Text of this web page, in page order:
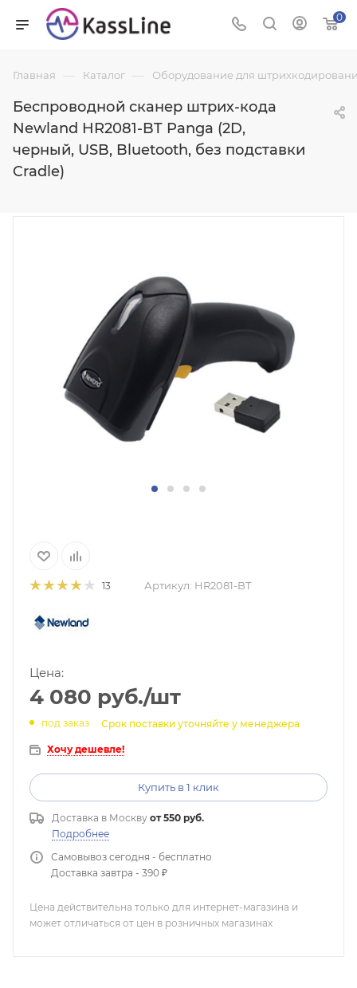
0
Главная — Каталог — Оборудование для
Беспроводной сканер штрих-кода
Newland HR2081-BT Panga (2D,
черный, USB, Bluetooth, без подставки
Cradle)
13 Артикул: HR2081-BT
Цена:
4 080 руб./шт
под заказ Срок поставки уточняйте у менеджера
Хочу дешевле!
Купить в 1 клик
Доставка в Москву от 550 руб.
Подробнее
Самовывоз сегодня - бесплатно
Доставка завтра - 390 ₽
Цена действительна только для интернет-магазина и
может отличаться от цен в розничных магазинах